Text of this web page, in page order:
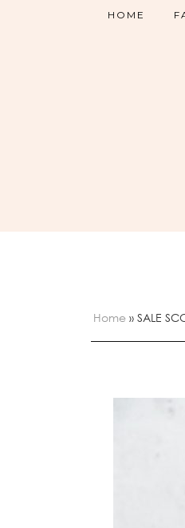
HOME
Home » SALE